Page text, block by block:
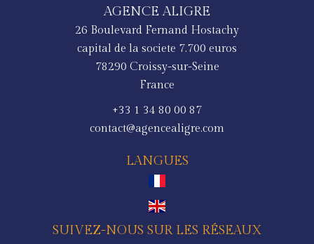
AGENCE ALIGRE
26 Boulevard Fernand Hostachy
capital de la societe 7.700 euros
78290 Croissy-sur-Seine
France
+33 1 34 80 00 87
contact@agencealigre.com
LANGUES
SUIVEZ-NOUS SUR LES RÉSEAUX